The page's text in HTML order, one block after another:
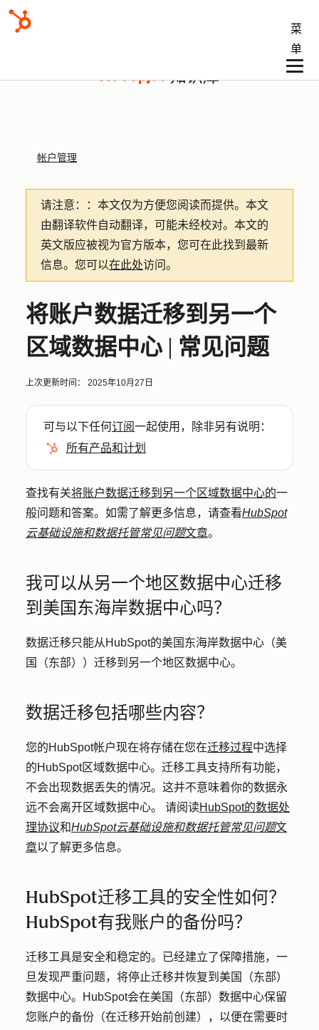
菜
单
知识库
帐户管理
请注意： ：本文仅为方便您阅读而提供。 本文
由翻译软件自动翻译，可能未经校对。本文的
英文版应被视为官方版本，您可在此找到最新
信息。您可以在此处访问。
将账户数据迁移到另一个
区域数据中心 | 常见问题
上次更新时间： 2025年10月27日
可与以下任何订阅一起使用，除非另有说明：
所有产品和计划
查找有关将账户数据迁移到另一个区域数据中心的一
般问题和答案。如需了解更多信息，请查看HubSpot
云基础设施和数据托管常见问题文章。
我可以从另一个地区数据中心迁移
到美国东海岸数据中心吗？
数据迁移只能从HubSpot的美国东海岸数据中心（美
国（东部））迁移到另一个地区数据中心。
数据迁移包括哪些内容？
您的HubSpot帐户现在将存储在您在迁移过程中选择
的HubSpot区域数据中心。迁移工具支持所有功能，
不会出现数据丢失的情况。这并不意味着你的数据永
远不会离开区域数据中心。 请阅读HubSpot的数据处
理协议和HubSpot云基础设施和数据托管常见问题文
章以了解更多信息。
HubSpot迁移工具的安全性如何？
HubSpot有我账户的备份吗？
迁移工具是安全和稳定的。已经建立了保障措施，一
旦发现严重问题，将停止迁移并恢复到美国（东部）
数据中心。HubSpot会在美国（东部）数据中心保留
您账户的备份（在迁移开始前创建），以便在需要时